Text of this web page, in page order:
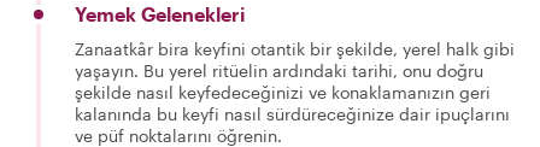
Yemek Gelenekleri
Zanaatkâr bira keyfini otantik bir şekilde, yerel halk gibi
yaşayın. Bu yerel ritüelin ardındaki tarihi, onu doğru
şekilde nasıl keyfedeceğinizi ve konaklamanızın geri
kalanında bu keyfi nasıl sürdüreceğinize dair ipuçlarını
ve püf noktalarını öğrenin.